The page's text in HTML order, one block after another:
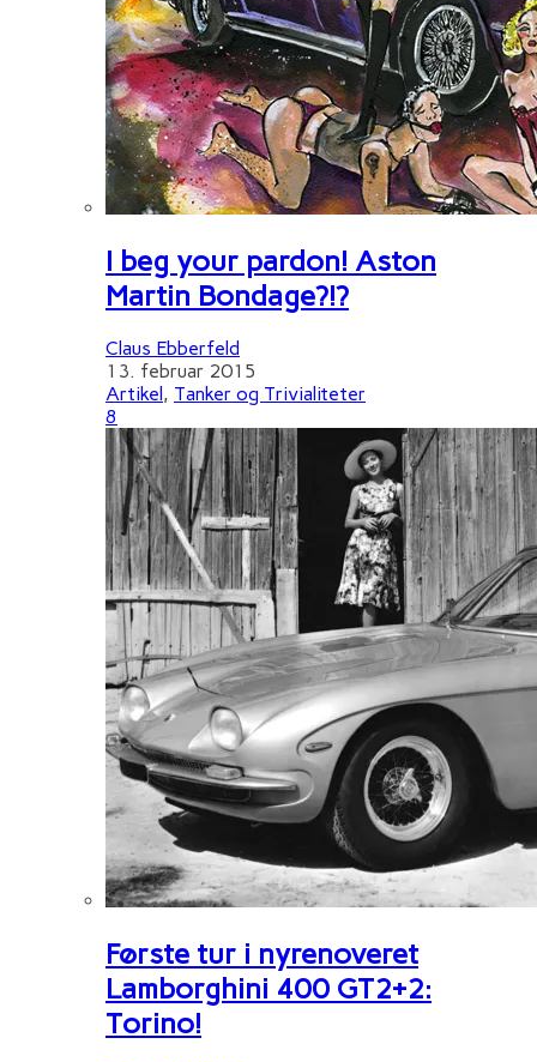
I beg your pardon! Aston
Martin Bondage?!?
Claus Ebberfeld
13. februar 2015
Artikel, Tanker og Trivialiteter
8
Første tur i nyrenoveret
Lamborghini 400 GT2+2:
Torino!